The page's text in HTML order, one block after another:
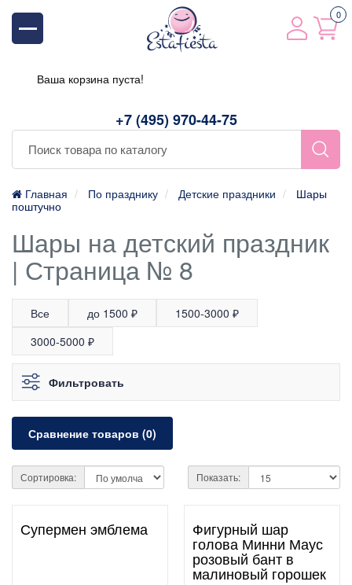
+7 (495) 970-44-75
0
Ваша корзина пуста!
Главная По празднику Детские праздники
Шары
поштучно
Шары на детский праздник
| Страница № 8
Все до 1500 ₽
1500-3000 ₽
3000-5000 ₽
Фильтровать
Сравнение товаров (0)
Сортировка: Показать:
Супермен эмблема Фигурный шар
голова Минни Маус
розовый бант в
малиновый горошек